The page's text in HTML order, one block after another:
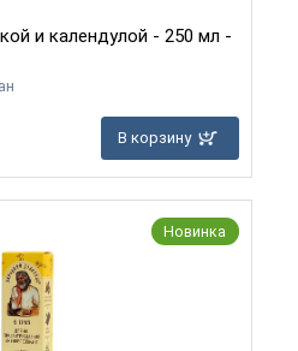
и календулой - 250 мл -
В корзину
Новинка